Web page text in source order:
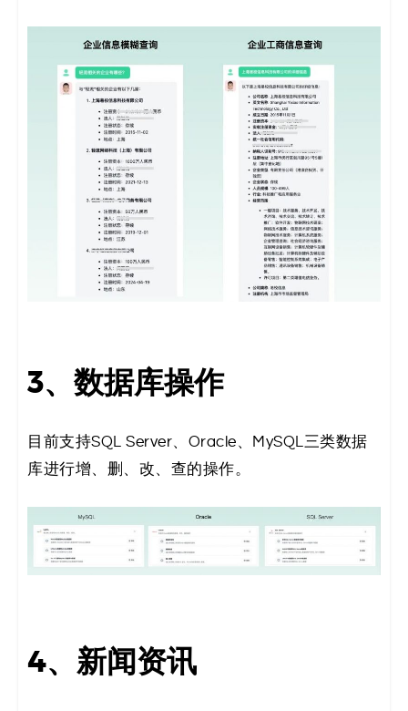
3、数据库操作
目前支持SQL Server、Oracle、MySQL三类数据
库进行增、删、改、查的操作。
4、新闻资讯